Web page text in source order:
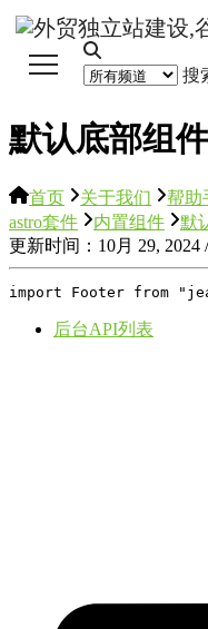
搜
默认底部组件
首页 关于我们 帮助
astro套件
内置组件
默
更新时间：10月 29, 2024
import Footer from
后台API列表